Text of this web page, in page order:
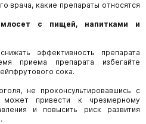
врача, какие препараты относятся
с пищей, напитками и
эффективность препарата
приема препарата избегайте
сока.
не проконсультировавшись с
привести к чрезмерному
и повысить риск развития